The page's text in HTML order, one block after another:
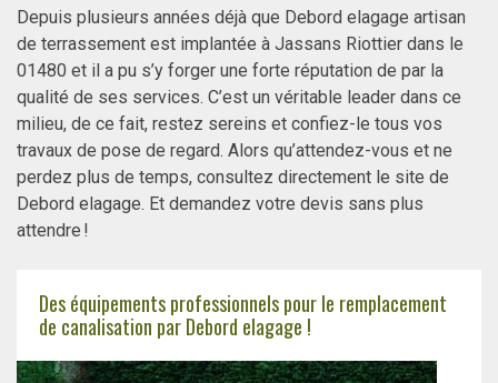
Depuis plusieurs années déjà que Debord elagage artisan
de terrassement est implantée à Jassans Riottier dans le
01480 et il a pu s’y forger une forte réputation de par la
qualité de ses services. C’est un véritable leader dans ce
milieu, de ce fait, restez sereins et confiez-le tous vos
travaux de pose de regard. Alors qu’attendez-vous et ne
perdez plus de temps, consultez directement le site de
Debord elagage. Et demandez votre devis sans plus
attendre !
Des équipements professionnels pour le remplacement
de canalisation par Debord elagage !